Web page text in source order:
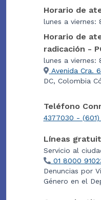
Horario de
lunes a
Horario de
radicación -
lunes a
Avenida Cra.
DC, Colombia
Teléfono
4377030 - (601)
Líneas
Servicio al
01 8000
Denuncias por
Género en el